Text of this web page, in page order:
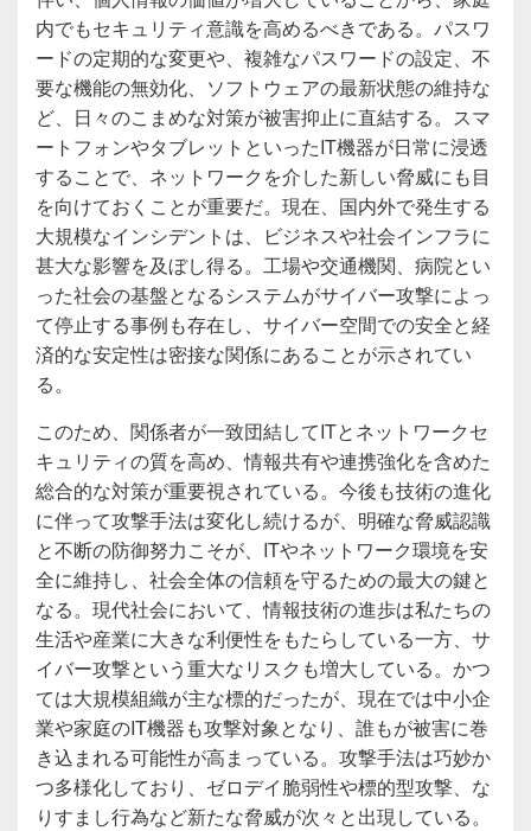
内でもセキュリティ意識を高めるべきである。パスワ
ードの定期的な変更や、複雑なパスワードの設定、不
要な機能の無効化、ソフトウェアの最新状態の維持な
ど、日々のこまめな対策が被害抑止に直結する。スマ
ートフォンやタブレットといったIT機器が日常に浸透
することで、ネットワークを介した新しい脅威にも目
を向けておくことが重要だ。現在、国内外で発生する
大規模なインシデントは、ビジネスや社会インフラに
甚大な影響を及ぼし得る。工場や交通機関、病院とい
った社会の基盤となるシステムがサイバー攻撃によっ
て停止する事例も存在し、サイバー空間での安全と経
済的な安定性は密接な関係にあることが示されてい
る。
このため、関係者が一致団結してITとネットワークセ
キュリティの質を高め、情報共有や連携強化を含めた
総合的な対策が重要視されている。今後も技術の進化
に伴って攻撃手法は変化し続けるが、明確な脅威認識
と不断の防御努力こそが、ITやネットワーク環境を安
全に維持し、社会全体の信頼を守るための最大の鍵と
なる。現代社会において、情報技術の進歩は私たちの
生活や産業に大きな利便性をもたらしている一方、サ
イバー攻撃という重大なリスクも増大している。かつ
ては大規模組織が主な標的だったが、現在では中小企
業や家庭のIT機器も攻撃対象となり、誰もが被害に巻
き込まれる可能性が高まっている。攻撃手法は巧妙か
つ多様化しており、ゼロデイ脆弱性や標的型攻撃、な
りすまし行為など新たな脅威が次々と出現している。